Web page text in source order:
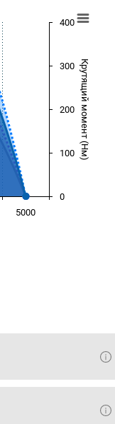
Крутящий момент (Нм)
5000
0
100
200
300
400